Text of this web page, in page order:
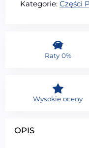
OPIS
Kategorie:Części
Raty 0%
Wysokie oceny